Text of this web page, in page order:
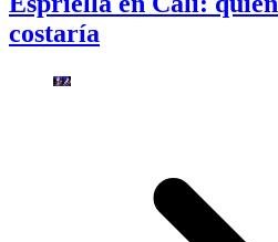
costaría